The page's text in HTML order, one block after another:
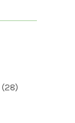
(28)